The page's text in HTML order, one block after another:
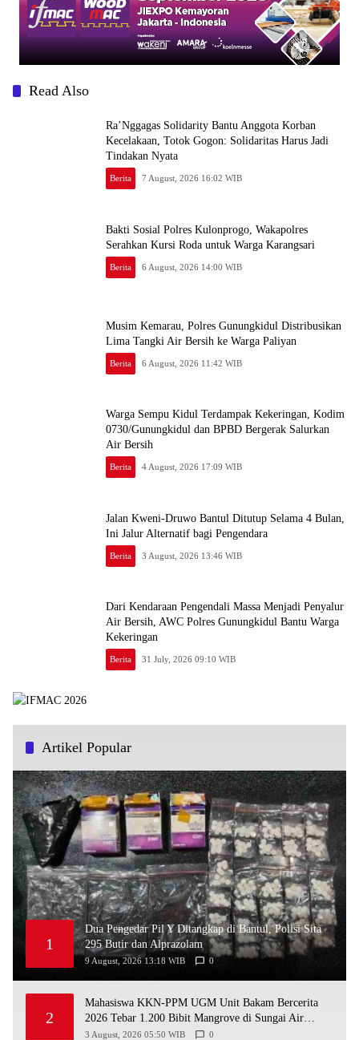
Read Also
Ra’Nggagas Solidarity Bantu Anggota Korban
Kecelakaan, Totok Gogon: Solidaritas Harus Jadi
Tindakan Nyata
Berita 7 August, 2026 16:02 WIB
Bakti Sosial Polres Kulonprogo, Wakapolres
Serahkan Kursi Roda untuk Warga Karangsari
Berita 6 August, 2026 14:00 WIB
Musim Kemarau, Polres Gunungkidul Distribusikan
Lima Tangki Air Bersih ke Warga Paliyan
Berita 6 August, 2026 11:42 WIB
Warga Sempu Kidul Terdampak Kekeringan, Kodim
0730/Gunungkidul dan BPBD Bergerak Salurkan
Air Bersih
Berita 4 August, 2026 17:09 WIB
Jalan Kweni-Druwo Bantul Ditutup Selama 4 Bulan,
Ini Jalur Alternatif bagi Pengendara
Berita 3 August, 2026 13:46 WIB
Dari Kendaraan Pengendali Massa Menjadi Penyalur
Air Bersih, AWC Polres Gunungkidul Bantu Warga
Kekeringan
Berita 31 July, 2026 09:10 WIB
Artikel Popular
1
Dua Pengedar Pil Y Ditangkap di Bantul, Polisi Sita
295 Butir dan Alprazolam
9 August, 2026 13:18 WIB 0
2
Mahasiswa KKN-PPM UGM Unit Bakam Bercerita
2026 Tebar 1.200 Bibit Mangrove di Sungai Air
Layang
3 August, 2026 05:50 WIB 0